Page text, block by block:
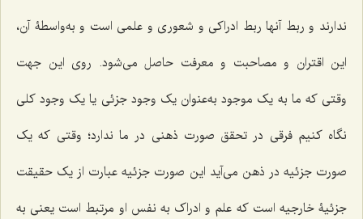
ندارند و ربط آنها ربط ادراکى و شعورى و علمى است و به‌واسطۀ آن،
این اقتران و مصاحبت و معرفت حاصل مى‌شود. روى این جهت
وقتى که ما به یک موجود به‌عنوان یک وجود جزئى یا یک وجود کلى
نگاه کنیم فرقى در تحقق صورت ذهنى در ما ندارد؛ وقتى که یک
صورت جزئیه در ذهن مى‌آید این صورت جزئیه عبارت از یک حقیقت
جزئیۀ خارجیه است که علم و ادراک به نفس او مرتبط است یعنى به